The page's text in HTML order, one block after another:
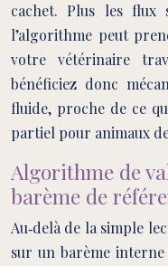
cachet. Plus les flux
l’algorithme peut
votre vétérinaire
bénéficiez donc
fluide, proche de ce
partiel pour animaux
Algorithme de
barème de
Au‑delà de la simple
sur un barème